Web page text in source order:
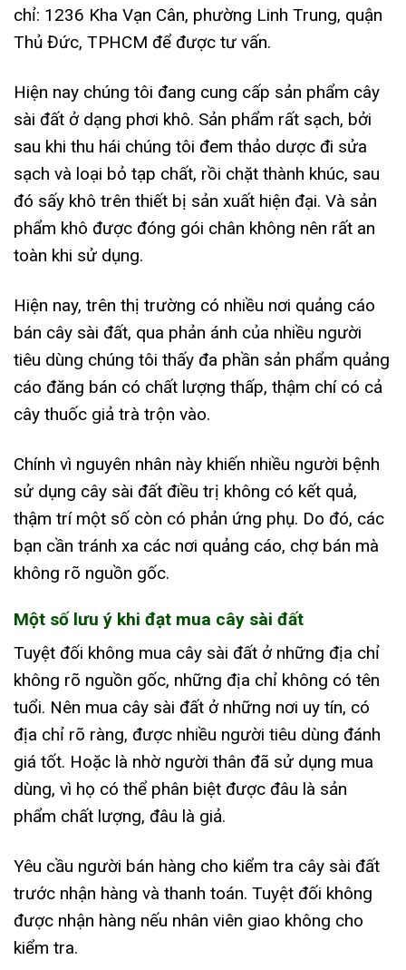
chỉ: 1236 Kha Vạn Cân, phường Linh Trung, quận
Thủ Đức, TPHCM để được tư vấn.
Hiện nay chúng tôi đang cung cấp sản phẩm cây
sài đất ở dạng phơi khô. Sản phẩm rất sạch, bởi
sau khi thu hái chúng tôi đem thảo dược đi sửa
sạch và loại bỏ tạp chất, rồi chặt thành khúc, sau
đó sấy khô trên thiết bị sản xuất hiện đại. Và sản
phẩm khô được đóng gói chân không nên rất an
toàn khi sử dụng.
Hiện nay, trên thị trường có nhiều nơi quảng cáo
bán cây sài đất, qua phản ánh của nhiều người
tiêu dùng chúng tôi thấy đa phần sản phẩm quảng
cáo đăng bán có chất lượng thấp, thậm chí có cả
cây thuốc giả trà trộn vào.
Chính vì nguyên nhân này khiến nhiều người bệnh
sử dụng cây sài đất điều trị không có kết quả,
thậm trí một số còn có phản ứng phụ. Do đó, các
bạn cần tránh xa các nơi quảng cáo, chợ bán mà
không rõ nguồn gốc.
Một số lưu ý khi đạt mua cây sài đất
Tuyệt đối không mua cây sài đất ở những địa chỉ
không rõ nguồn gốc, những địa chỉ không có tên
tuổi. Nên mua cây sài đất ở những nơi uy tín, có
địa chỉ rõ ràng, được nhiều người tiêu dùng đánh
giá tốt. Hoặc là nhờ người thân đã sử dụng mua
dùng, vì họ có thể phân biệt được đâu là sản
phẩm chất lượng, đâu là giả.
Yêu cầu người bán hàng cho kiểm tra cây sài đất
trước nhận hàng và thanh toán. Tuyệt đối không
được nhận hàng nếu nhân viên giao không cho
kiểm tra.